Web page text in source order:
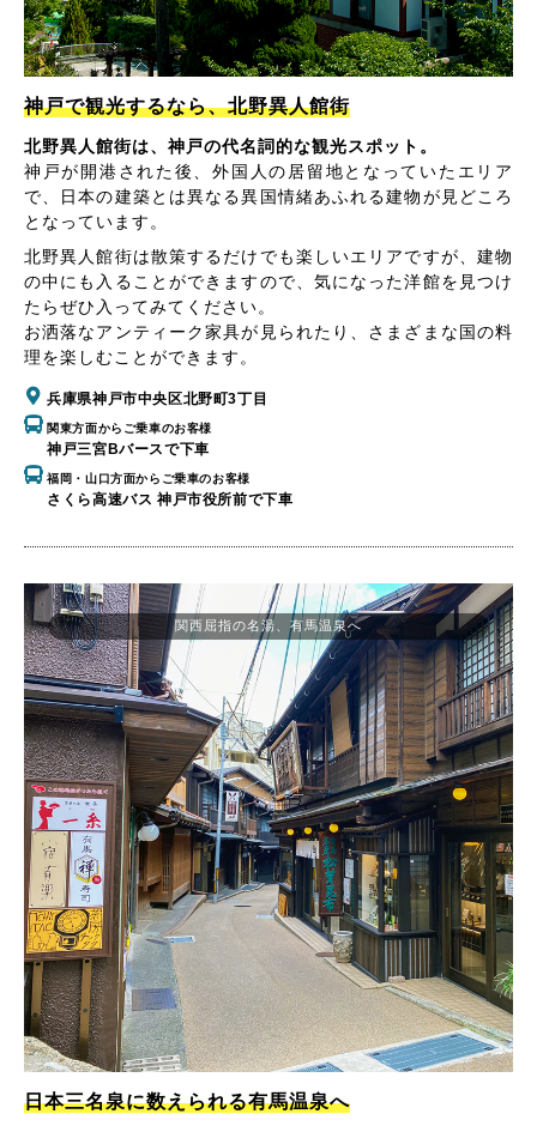
神戸で観光するなら、北野異人館街
北野異人館街は、神戸の代名詞的な観光スポット。
神戸が開港された後、外国人の居留地となっていたエリア
で、日本の建築とは異なる異国情緒あふれる建物が見どころ
となっています。
北野異人館街は散策するだけでも楽しいエリアですが、建物
の中にも入ることができますので、気になった洋館を見つけ
たらぜひ入ってみてください。
お洒落なアンティーク家具が見られたり、さまざまな国の料
理を楽しむことができます。
兵庫県神戸市中央区北野町3丁目
関東方面からご乗車のお客様
神戸三宮Bバースで下車
福岡・山口方面からご乗車のお客様
さくら高速バス 神戸市役所前で下車
関西屈指の名湯、有馬温泉へ
日本三名泉に数えられる有馬温泉へ